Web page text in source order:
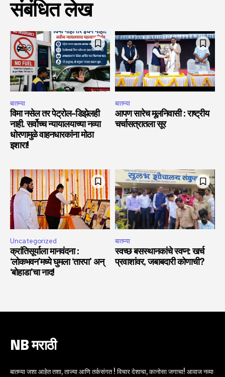
संबंधित लेख
बातम्या
विमा नसेल तर पेट्रोल-डिझेलही
नाही. सर्वोच्च न्यायालयाच्या नव्या
धोरणामुळे वाहनधारकांना मोठा
इशारा!
बातम्या
आपण सारेच मूलनिवासी : राष्ट्रीय
चर्चासत्रातला सूर
Uncategorized
क्रांतिसूर्याला मानवंदना :
‘लोकभवन’मध्ये घुमला ‘तारपा’ अन्
‘बोहाडा’चा नाद!
बातम्या
स्वच्छ बसस्थानकांचे स्वप्न: खर्च
प्रवाशांवर, जबाबदारी कोणाची?
NB मराठी
बातम्या जशा आहेत तशा, ताज्या आणि तर्कसंगत ! विचार देशाचा, कानोसा जगाचा! आवाज नव्या